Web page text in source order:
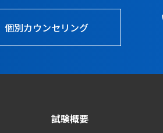
個別カウンセリング
試験概要